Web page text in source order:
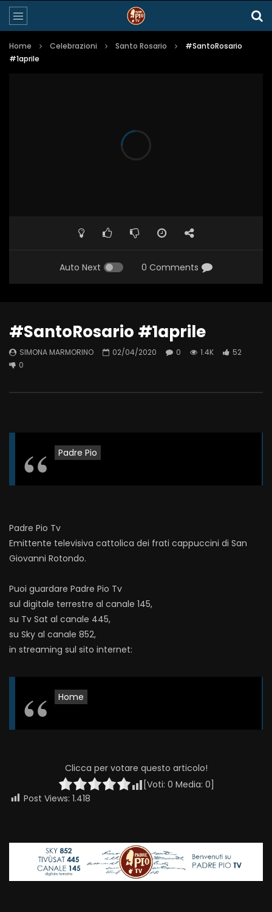
Home Celebrazioni Santo Rosario
#SantoRosario
#1aprile
Auto Next 0 Comments
#SantoRosario #1aprile
SIMONA MARMORINO 02/04/2020 0 1.4K
52
0
Padre Pio
Padre Pio Tv
Emittente televisiva cattolica dei frati cappuccini di San
Giovanni Rotondo.
Puoi guardare Padre Pio Tv
sul digitale terrestre al canale 145,
su Tv Sat al canale 445,
su Sky al canale 852,
in streaming sul sito internet:
Home
Clicca per votare questo articolo!
[Voti: 0 Media: 0]
Post Views: 1.418